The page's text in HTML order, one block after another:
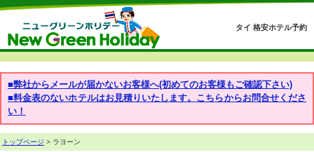
タイ 格安ホテル予約
■弊社からメールが届かないお客様へ(初めてのお客様もご確認下さい)
■料金表のないホテルはお見積りいたします。こちらからお問合せくださ
い！
トップページ > ラヨーン